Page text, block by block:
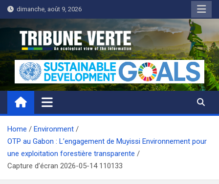
Skip
to
content
dimanche, août 9, 2026
Tribune Verte
Un regard écologique de l'information
Home
Environment
OTP au Gabon : L’engagement de Muyissi Environnement pour
une exploitation forestière transparente
Capture d’écran 2026-05-14 110133